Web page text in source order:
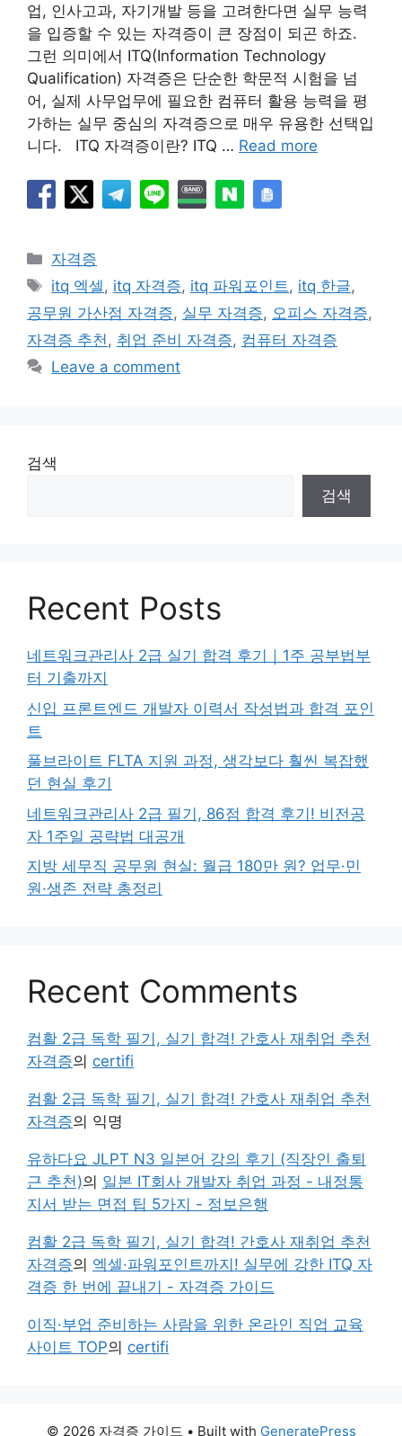
업, 인사고과, 자기개발 등을 고려한다면 실무 능력
을 입증할 수 있는 자격증이 큰 장점이 되곤 하죠.
그런 의미에서 ITQ(Information Technology
Qualification) 자격증은 단순한 학문적 시험을 넘
어, 실제 사무업무에 필요한 컴퓨터 활용 능력을 평
가하는 실무 중심의 자격증으로 매우 유용한 선택입
니다. ITQ 자격증이란? ITQ … Read more
Categories
자격증
Tags
itq 엑셀, itq 자격증, itq 파워포인트, itq 한글,
공무원 가산점 자격증, 실무 자격증, 오피스 자격증,
자격증 추천, 취업 준비 자격증, 컴퓨터 자격증
Leave a comment
검색
검색
Recent Posts
네트워크관리사 2급 실기 합격 후기｜1주 공부법부
터 기출까지
신입 프론트엔드 개발자 이력서 작성법과 합격 포인
트
풀브라이트 FLTA 지원 과정, 생각보다 훨씬 복잡했
던 현실 후기
네트워크관리사 2급 필기, 86점 합격 후기! 비전공
자 1주일 공략법 대공개
지방 세무직 공무원 현실: 월급 180만 원? 업무·민
원·생존 전략 총정리
Recent Comments
컴활 2급 독학 필기, 실기 합격! 간호사 재취업 추천
자격증의 certifi
컴활 2급 독학 필기, 실기 합격! 간호사 재취업 추천
자격증의 익명
유하다요 JLPT N3 일본어 강의 후기 (직장인 출퇴
근 추천)의 일본 IT회사 개발자 취업 과정 - 내정통
지서 받는 면접 팁 5가지 - 정보은행
컴활 2급 독학 필기, 실기 합격! 간호사 재취업 추천
자격증의 엑셀·파워포인트까지! 실무에 강한 ITQ 자
격증 한 번에 끝내기 - 자격증 가이드
이직·부업 준비하는 사람을 위한 온라인 직업 교육
사이트 TOP의 certifi
© 2026 자격증 가이드 • Built with GeneratePress